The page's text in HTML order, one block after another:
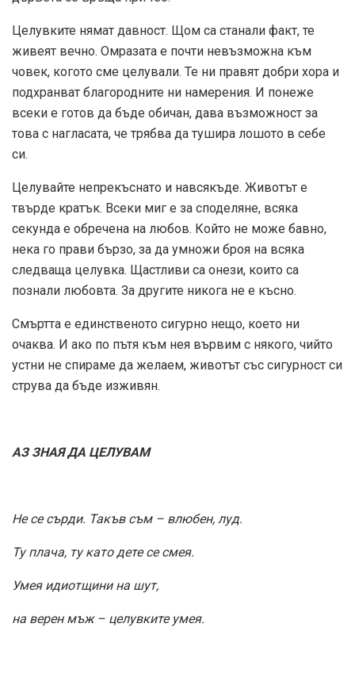
Целувките нямат давност. Щом са станали факт, те
живеят вечно. Омразата е почти невъзможна към
човек, когото сме целували. Те ни правят добри хора и
подхранват благородните ни намерения. И понеже
всеки е готов да бъде обичан, дава възможност за
това с нагласата, че трябва да тушира лошото в себе
си.
Целувайте непрекъснато и навсякъде. Животът е
твърде кратък. Всеки миг е за споделяне, всяка
секунда е обречена на любов. Който не може бавно,
нека го прави бързо, за да умножи броя на всяка
следваща целувка. Щастливи са онези, които са
познали любовта. За другите никога не е късно.
Смъртта е единственото сигурно нещо, което ни
очаква. И ако по пътя към нея вървим с някого, чийто
устни не спираме да желаем, животът със сигурност си
струва да бъде изживян.
АЗ ЗНАЯ ДА ЦЕЛУВАМ
Не се сърди. Такъв съм – влюбен, луд.
Ту плача, ту като дете се смея.
Умея идиотщини на шут,
на верен мъж – целувките умея.